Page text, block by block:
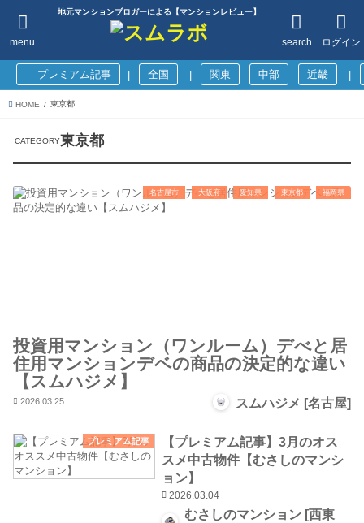
地元マンションブロガーによる【マンションレビュー】
ログイン
search
menu
プレミアム記事 全国 関東 中部 近畿
HOME 東京都
東京都
名古屋市 大阪府 愛知県 東京都 福岡県
投資用マンション（ワンルーム）デべと居
住用マンションデベの商品の決定的な違い
【スムハジメ】
2026.03.25 スムハジメ [名古屋]
プレミアム記事
【プレミアム記事】3月のオス
スメ中古物件【むさしのマンシ
ョン】
2026.03.04
むさしのマンション [西東